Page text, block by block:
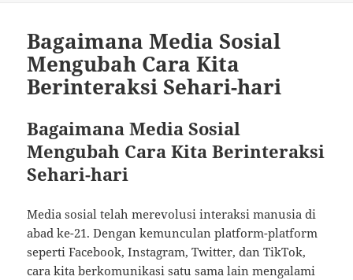
Bagaimana Media Sosial
Mengubah Cara Kita
Berinteraksi Sehari-hari
Bagaimana Media Sosial
Mengubah Cara Kita Berinteraksi
Sehari-hari
Media sosial telah merevolusi interaksi manusia di
abad ke-21. Dengan kemunculan platform-platform
seperti Facebook, Instagram, Twitter, dan TikTok,
cara kita berkomunikasi satu sama lain mengalami